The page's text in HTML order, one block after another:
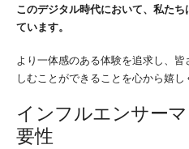
このデジタル時代において、私た
ています。
より一体感のある体験を追求し、
しむことができることを心から嬉し
インフルエンサー
要性